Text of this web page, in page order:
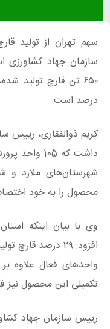
سهم تهران از تولید
درصد است.
کریم ذوالفقاری، رییس
داشت که
شهرستان‌های ملارد و
محصول را به خود
وی با بیان اینکه
افزود: ۲۹ درصد
واحدهای فعال علاوه
تکمیلی این محصول نیز